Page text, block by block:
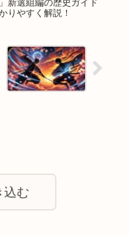
新選組編の歴史ガイド
りやすく解説！
込む